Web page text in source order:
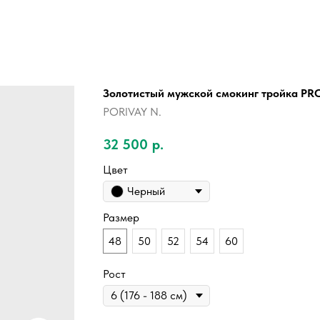
Золотистый мужской смокинг тройка
PORIVAY N.
32 500 р.
Цвет
Черный
Размер
48
50 52 54 60
Рост